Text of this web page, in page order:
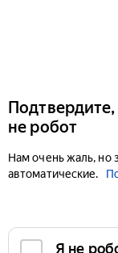
не робот
Нам очень жаль, но
автоматические.